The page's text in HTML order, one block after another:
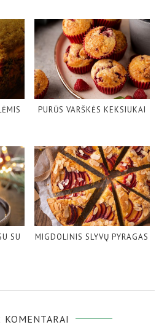
PURŪS VARŠKĖS KEKSIUKAI
SU
MIGDOLINIS SLYVŲ PYRAGAS
KOMENTARAI